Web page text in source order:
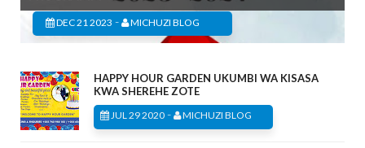
DEC 21 2023 - MICHUZI BLOG
HAPPY HOUR GARDEN UKUMBI WA KISASA
KWA SHEREHE ZOTE
JUL 29 2020 - MICHUZI BLOG